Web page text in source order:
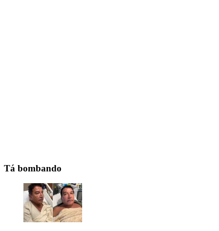
Tá bombando